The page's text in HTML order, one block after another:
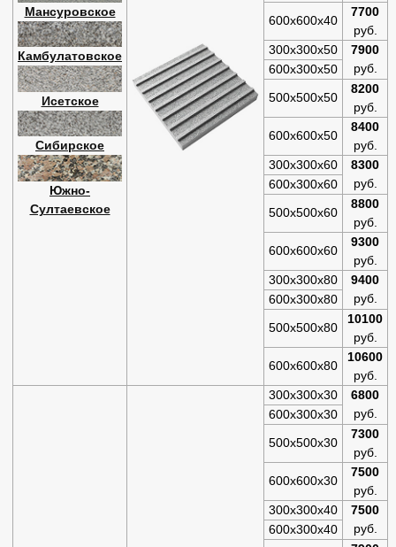
Мансуровское
Камбулатовское
Исетское
Сибирское
Южно-
Султаевское
600х600х40
7700
руб.
300х300х50
7900
руб.
600х300х50
500х500х50
8200
руб.
600х600х50
8400
руб.
300х300х60
8300
руб.
600х300х60
500х500х60
8800
руб.
600х600х60
9300
руб.
300х300х80
9400
руб.
600х300х80
500х500х80
10100
руб.
600х600х80
10600
руб.
300х300х30
6800
руб.
600х300х30
500х500х30
7300
руб.
600х600х30
7500
руб.
300х300х40
7500
руб.
600х300х40